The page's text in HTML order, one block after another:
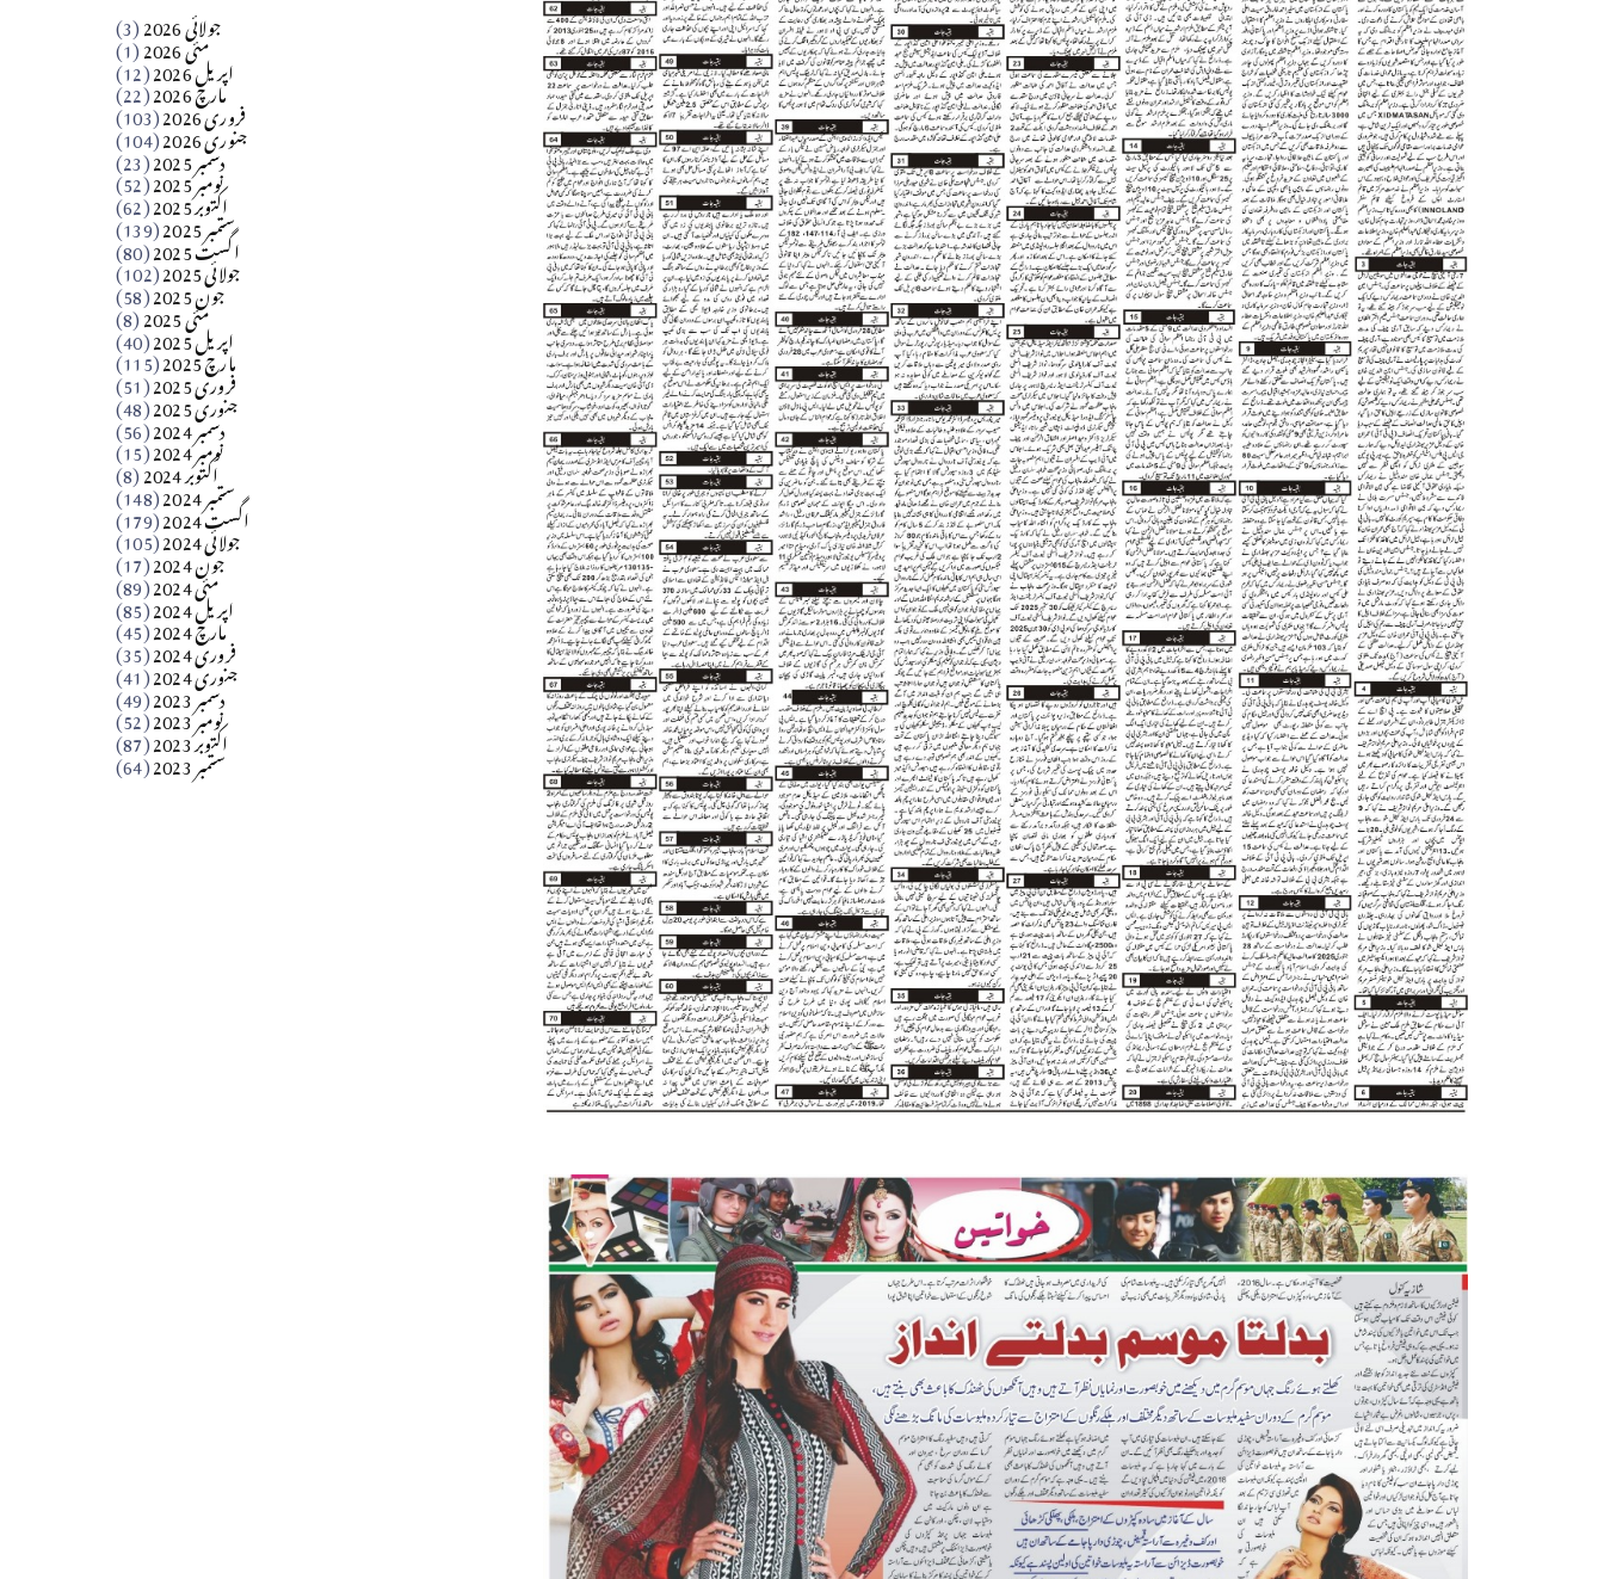
آزاد کشمیر جیسے احتجاج کی ضرورت ہے؟
​تحریر: عاصم نواز طاہرخیلی (غازی/ہری پور)
جولائی 2026 (3) مئی 2026 (1) اپریل 2026 (12) مارچ 2026 (22) فروری 2026 (103) جنوری 2026 (104) دسمبر 2025 (23) نومبر 2025 (52) اکتوبر 2025 (62) ستمبر 2025 (139) اگست 2025 (80) جولائی 2025 (102) جون 2025 (58) مئی 2025 (8) اپریل 2025 (40) مارچ 2025 (115) فروری 2025 (51) جنوری 2025 (48) دسمبر 2024 (56) نومبر 2024 (15) اکتوبر 2024 (8) ستمبر 2024 (148) اگست 2024 (179) جولائی 2024 (105) جون 2024 (17) مئی 2024 (89) اپریل 2024 (85) مارچ 2024 (45) فروری 2024 (35) جنوری 2024 (41) دسمبر 2023 (49) نومبر 2023 (52) اکتوبر 2023 (87) ستمبر 2023 (64)